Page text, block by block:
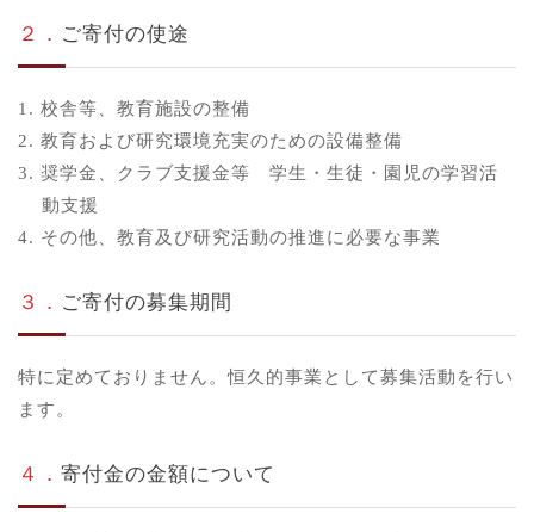
２． ご寄付の使途
1. 校舎等、教育施設の整備
2. 教育および研究環境充実のための設備整備
3. 奨学金、クラブ支援金等 学生・生徒・園児の学習活
動支援
4. その他、教育及び研究活動の推進に必要な事業
３． ご寄付の募集期間
特に定めておりません。恒久的事業として募集活動を行い
ます。
４． 寄付金の金額について